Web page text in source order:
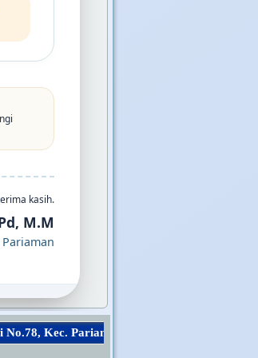
kasih.
M.M
, Kec. P ariaman Sel